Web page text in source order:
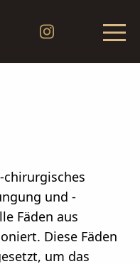
und -
Fäden aus
Diese Fäden
um das